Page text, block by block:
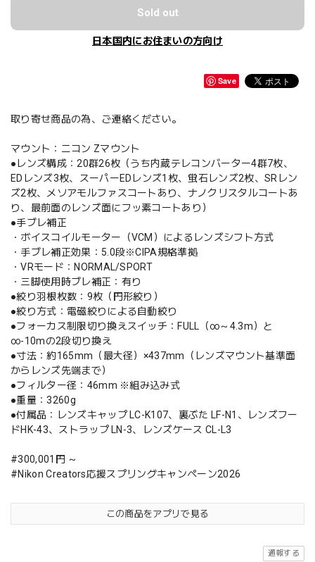
Sold out
日本国内にお住まいの方向け
Save
取り寄せ商品の為、ご連絡ください。
マウント：ニコン Zマウント
●レンズ構成：20群26枚（うち内蔵テレコンバーター4群7枚、
EDレンズ3枚、スーパーEDレンズ1枚、蛍石レンズ2枚、SRレン
ズ2枚、メソアモルファスコートあり、ナノクリスタルコートあ
り、最前面のレンズ面にフッ素コートあり）
●手ブレ補正
・ボイスコイルモーター（VCM）によるレンズシフト方式
・手ブレ補正効果：5.0段※CIPA規格準拠
・VRモード：NORMAL/SPORT
・三脚使用時ブレ補正：有り
●絞り羽根枚数：9枚（円形絞り）
●絞り方式：電磁絞りによる自動絞り
●フォーカス制限切り換えスイッチ：FULL（∞～4.3m）と
∞-10mの2段切り換え
●寸法：約165mm（最大径）×437mm（レンズマウント基準面
からレンズ先端まで）
●フィルター径：46mm ※組み込み式
●重量：3260g
●付属品：レンズキャップ LC-K107、裏ぶた LF-N1、レンズフー
ドHK-43、ストラップ LN-3、レンズケース CL-L3
#300,001円 ～
#Nikon Creators応援スプリングキャンペーン2026
この商品をアプリで見る
通報する